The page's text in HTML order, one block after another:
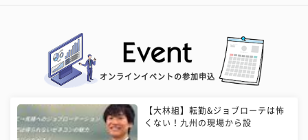
オンラインイベントの参加申込
【大林組】転勤&ジョブローテは怖
くない！九州の現場から設